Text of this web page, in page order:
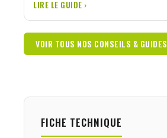
LIRE LE GUIDE ›
VOIR TOUS NOS CONSEILS & GUIDES
FICHE TECHNIQUE